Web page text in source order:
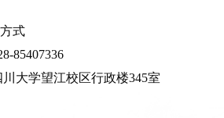
式
85407336
大学望江校区行政楼345室